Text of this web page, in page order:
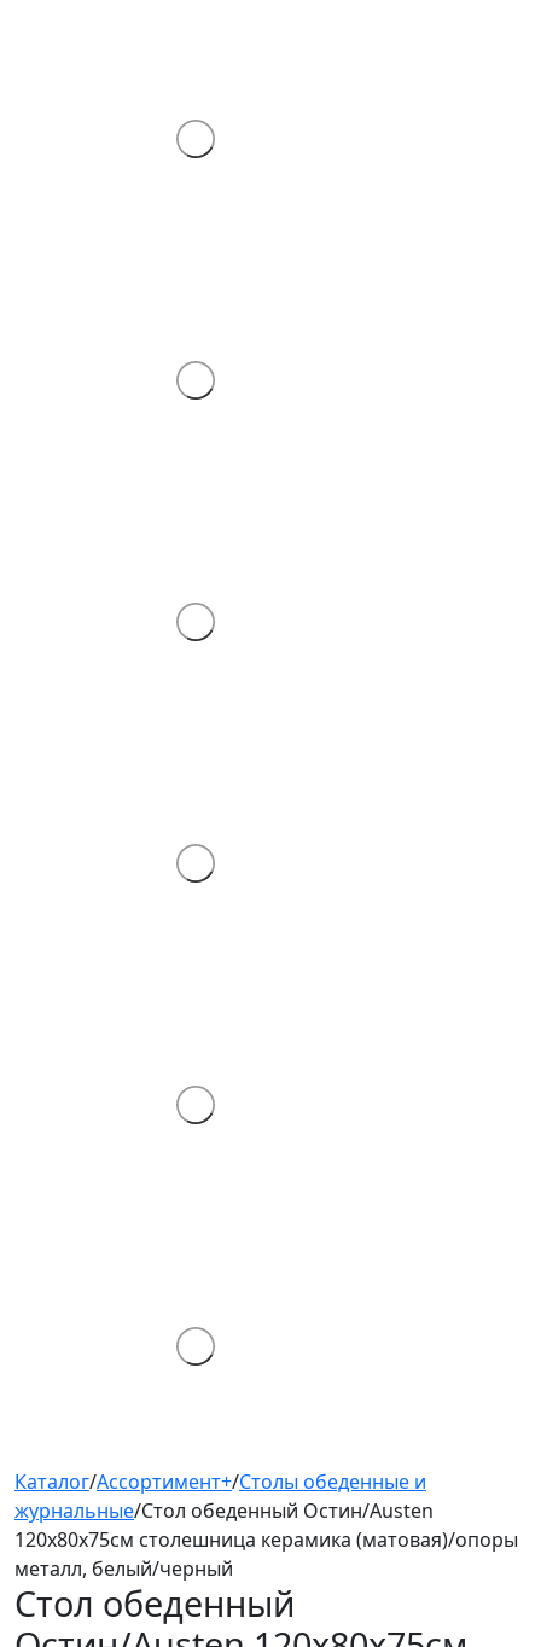
Каталог/Ассортимент+/Столы обеденные и
журнальные/Стол обеденный Остин/Austen
120х80х75см столешница керамика (матовая)/опоры
металл, белый/черный
Стол обеденный